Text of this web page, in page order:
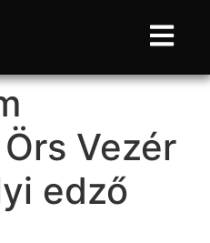
Örs Vezér
edző